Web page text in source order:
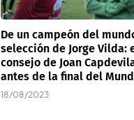
De un campeón del
selección de Jorge Vilda:
consejo de Joan
antes de la final del
18/08/2023